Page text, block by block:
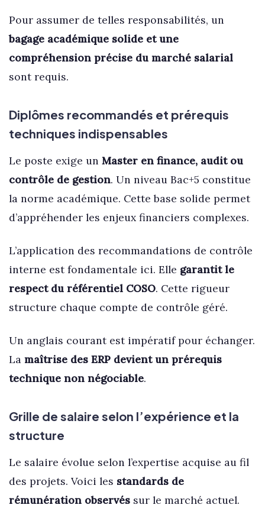
Pour assumer de telles responsabilités, un
bagage académique solide et une
compréhension précise du marché salarial
sont requis.
Diplômes recommandés et prérequis
techniques indispensables
Le poste exige un Master en finance, audit ou
contrôle de gestion. Un niveau Bac+5 constitue
la norme académique. Cette base solide permet
d’appréhender les enjeux financiers complexes.
L’application des recommandations de contrôle
interne est fondamentale ici. Elle garantit le
respect du référentiel COSO. Cette rigueur
structure chaque compte de contrôle géré.
Un anglais courant est impératif pour échanger.
La maîtrise des ERP devient un prérequis
technique non négociable.
Grille de salaire selon l’expérience et la
structure
Le salaire évolue selon l’expertise acquise au fil
des projets. Voici les standards de
rémunération observéssur le marché actuel.